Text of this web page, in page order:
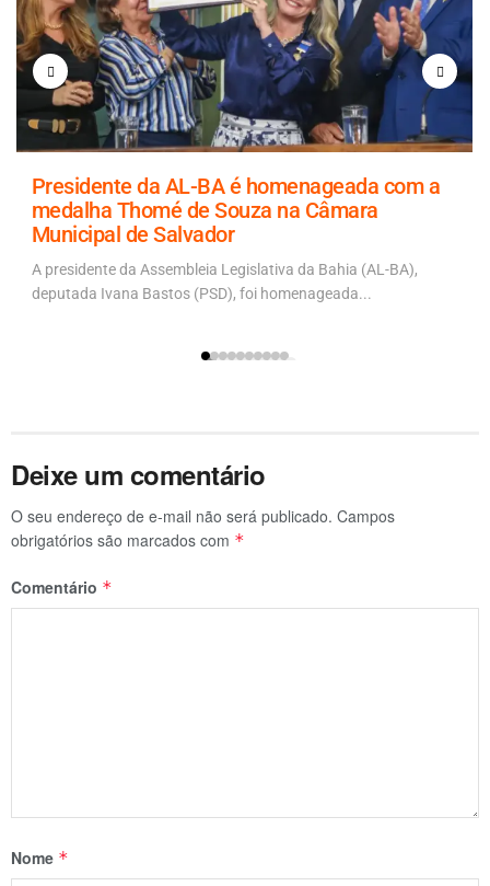
Presidente da AL-BA é homenageada com a
medalha Thomé de Souza na Câmara
Municipal de Salvador
A presidente da Assembleia Legislativa da Bahia (AL-BA),
deputada Ivana Bastos (PSD), foi homenageada...
Deixe um comentário
O seu endereço de e-mail não será publicado. Campos
obrigatórios são marcados com *
Comentário *
Nome *